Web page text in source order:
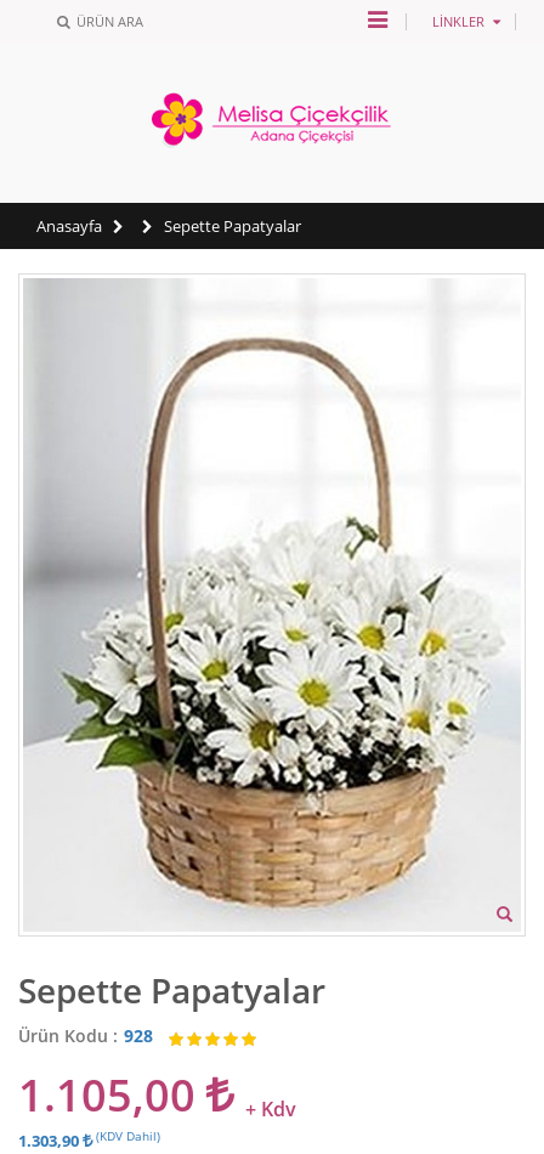
ÜRÜN ARA LINKLER
Anasayfa Sepette Papatyalar
Sepette Papatyalar
Ürün Kodu : 928
1.105,00 + Kdv
1.303,90 (KDV Dahil)